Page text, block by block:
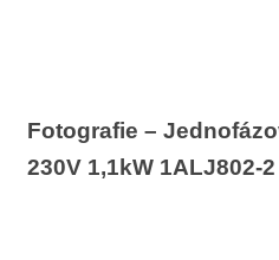
Fotografie –
230V 1,1kW 1ALJ802-2